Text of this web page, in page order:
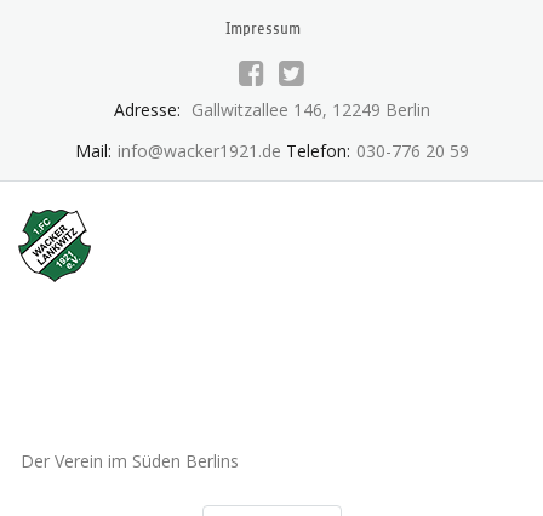
Impressum
Adresse: Gallwitzallee 146, 12249 Berlin
Mail: info@wacker1921.de Telefon: 030-776 20 59
Der Verein im Süden Berlins